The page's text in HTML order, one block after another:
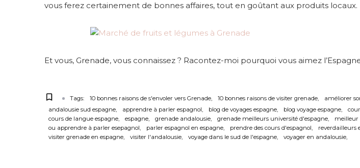
vous ferez certainement de bonnes affaires, tout en goûtant aux produits locaux.
Et vous, Grenade, vous connaissez ? Racontez-moi pourquoi vous aimez
Tags: 10 bonnes raisons de s'envoler vers Grenade 10 bonnes raisons de visiter grenade
améliorer
andalousie sud espagne
apprendre à parler espagnol blog de voyages espagne blog voyage espagne
cours de langue espagne
espagne grenade andalousie grenade meilleurs université d'espagne
meilleur
ou apprendre à parler esepagnol
parler espagnol en espagne prendre des cours d'espagnol
reverdailleurs
visiter grenade en espagne
visiter l'andalousie voyage dans le sud de l'espagne voyager en andalousie